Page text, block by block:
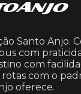
Santo Anjo.
com
com
rotas com o
oferece.